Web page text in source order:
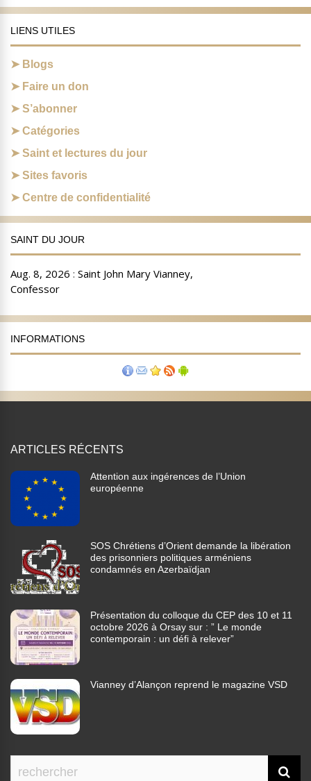
LIENS UTILES
Blogs
Faire un don
S’abonner
Catégories
Saint et lectures du jour
Sites favoris
Centre de confidentialité
SAINT DU JOUR
INFORMATIONS
ARTICLES RÉCENTS
Attention aux ingérences de l’Union
européenne
SOS Chrétiens d’Orient demande la libération
des prisonniers politiques arméniens
condamnés en Azerbaïdjan
Présentation du colloque du CEP des 10 et 11
octobre 2026 à Orsay sur : ” Le monde
contemporain : un défi à relever”
Vianney d’Alançon reprend le magazine VSD